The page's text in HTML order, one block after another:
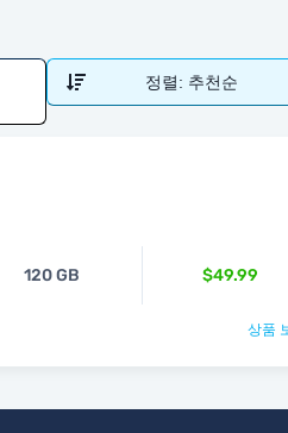
정렬: 추천순
120 GB $49.99
상품